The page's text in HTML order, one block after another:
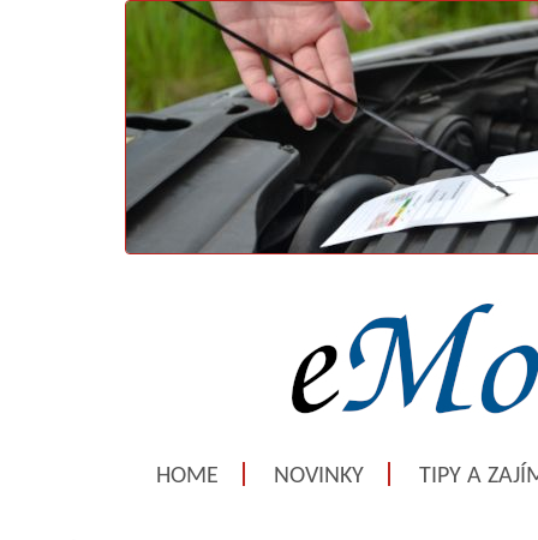
HOME NOVINKY TIPY A